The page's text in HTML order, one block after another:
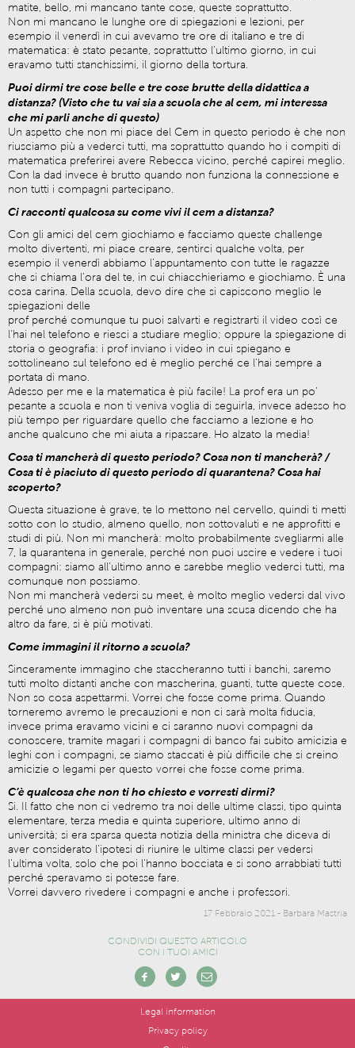
matite, bello, mi mancano tante cose, queste soprattutto.
Non mi mancano le lunghe ore di spiegazioni e lezioni, per
esempio il venerdì in cui avevamo tre ore di italiano e tre di
matematica: è stato pesante, soprattutto l’ultimo giorno, in cui
eravamo tutti stanchissimi, il giorno della tortura.
Puoi dirmi tre cose belle e tre cose brutte della didattica a
distanza? (Visto che tu vai sia a scuola che al cem, mi interessa
che mi parli anche di questo)
Un aspetto che non mi piace del Cem in questo periodo è che non
riusciamo più a vederci tutti, ma soprattutto quando ho i compiti di
matematica preferirei avere Rebecca vicino, perché capirei meglio.
Con la dad invece è brutto quando non funziona la connessione e
non tutti i compagni partecipano.
Ci racconti qualcosa su come vivi il cem a distanza?
Con gli amici del cem giochiamo e facciamo queste challenge
molto divertenti, mi piace creare, sentirci qualche volta, per
esempio il venerdì abbiamo l’appuntamento con tutte le ragazze
che si chiama l’ora del te, in cui chiacchieriamo e giochiamo. È una
cosa carina. Della scuola, devo dire che si capiscono meglio le
spiegazioni delle
prof perché comunque tu puoi salvarti e registrarti il video così ce
l’hai nel telefono e riesci a studiare meglio; oppure la spiegazione di
storia o geografia: i prof inviano i video in cui spiegano e
sottolineano sul telefono ed è meglio perché ce l’hai sempre a
portata di mano.
Adesso per me e la matematica è più facile! La prof era un po’
pesante a scuola e non ti veniva voglia di seguirla, invece adesso ho
più tempo per riguardare quello che facciamo a lezione e ho
anche qualcuno che mi aiuta a ripassare. Ho alzato la media!
Cosa ti mancherà di questo periodo? Cosa non ti mancherà? /
Cosa ti è piaciuto di questo periodo di quarantena? Cosa hai
scoperto?
Questa situazione è grave, te lo mettono nel cervello, quindi ti metti
sotto con lo studio, almeno quello, non sottovaluti e ne approfitti e
studi di più. Non mi mancherà: molto probabilmente svegliarmi alle
7, la quarantena in generale, perché non puoi uscire e vedere i tuoi
compagni: siamo all’ultimo anno e sarebbe meglio vederci tutti, ma
comunque non possiamo.
Non mi mancherà vedersi su meet, è molto meglio vedersi dal vivo
perché uno almeno non può inventare una scusa dicendo che ha
altro da fare, si è più motivati.
Come immagini il ritorno a scuola?
Sinceramente immagino che staccheranno tutti i banchi, saremo
tutti molto distanti anche con mascherina, guanti, tutte queste cose.
Non so cosa aspettarmi. Vorrei che fosse come prima. Quando
torneremo avremo le precauzioni e non ci sarà molta fiducia,
invece prima eravamo vicini e ci saranno nuovi compagni da
conoscere, tramite magari i compagni di banco fai subito amicizia e
leghi con i compagni, se siamo staccati è più difficile che si creino
amicizie o legami per questo vorrei che fosse come prima.
C’è qualcosa che non ti ho chiesto e vorresti dirmi?
Si. Il fatto che non ci vedremo tra noi delle ultime classi, tipo quinta
elementare, terza media e quinta superiore, ultimo anno di
università; si era sparsa questa notizia della ministra che diceva di
aver considerato l’ipotesi di riunire le ultime classi per vedersi
l’ultima volta, solo che poi l’hanno bocciata e si sono arrabbiati tutti
perché speravamo si potesse fare.
Vorrei davvero rivedere i compagni e anche i professori.
17 Febbraio 2021 - Barbara Mastria
CONDIVIDI QUESTO ARTICOLO
CON I TUOI AMICI
Legal information
Privacy policy